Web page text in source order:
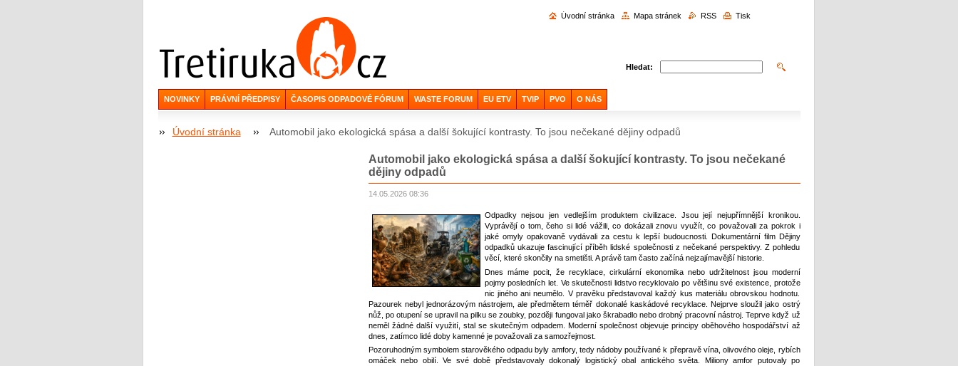
Hledat:
Úvodní stránka Mapa stránek RSS Tisk
NOVINKY PRÁVNÍ PŘEDPISY ČASOPIS ODPADOVÉ FÓRUM WASTE FORUM EU ETV TVIP PVO O NÁS
Úvodní stránka Automobil jako ekologická spása a další šokující kontrasty. To jsou nečekané dějiny odpadů
Automobil jako ekologická spása a další šokující kontrasty. To jsou nečekané
dějiny odpadů
14.05.2026 08:36
Odpadky nejsou jen vedlejším produktem civilizace. Jsou její nejupřímnější kronikou.
Vyprávějí o tom, čeho si lidé vážili, co dokázali znovu využít, co považovali za pokrok i
jaké omyly opakovaně vydávali za cestu k lepší budoucnosti. Dokumentární film Dějiny
odpadků ukazuje fascinující příběh lidské společnosti z nečekané perspektivy. Z pohledu
věcí, které skončily na smetišti. A právě tam často začíná nejzajímavější historie.
Dnes máme pocit, že recyklace, cirkulární ekonomika nebo udržitelnost jsou moderní
pojmy posledních let. Ve skutečnosti lidstvo recyklovalo po většinu své existence, protože
nic jiného ani neumělo. V pravěku představoval každý kus materiálu obrovskou hodnotu.
Pazourek nebyl jednorázovým nástrojem, ale předmětem téměř dokonalé kaskádové recyklace. Nejprve sloužil jako ostrý
nůž, po otupení se upravil na pilku se zoubky, později fungoval jako škrabadlo nebo drobný pracovní nástroj. Teprve když už
neměl žádné další využití, stal se skutečným odpadem. Moderní společnost objevuje principy oběhového hospodářství až
dnes, zatímco lidé doby kamenné je považovali za samozřejmost.
Pozoruhodným symbolem starověkého odpadu byly amfory, tedy nádoby používané k přepravě vína, olivového oleje, rybích
omáček nebo obilí. Ve své době představovaly dokonalý logistický obal antického světa. Miliony amfor putovaly po